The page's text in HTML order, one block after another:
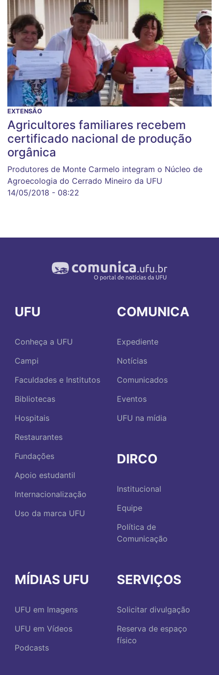
EXTENSÃO
Agricultores familiares recebem
certificado nacional de produção
orgânica
Produtores de Monte Carmelo integram o Núcleo de
Agroecologia do Cerrado Mineiro da UFU
14/05/2018 - 08:22
UFU
Conheça a UFU
Campi
Faculdades e Institutos
Bibliotecas
Hospitais
Restaurantes
Fundações
Apoio estudantil
Internacionalização
Uso da marca UFU
COMUNICA
Expediente
Notícias
Comunicados
Eventos
UFU na mídia
DIRCO
Institucional
Equipe
Política de
Comunicação
MÍDIAS UFU
UFU em Imagens
UFU em Vídeos
Podcasts
SERVIÇOS
Solicitar divulgação
Reserva de espaço
físico